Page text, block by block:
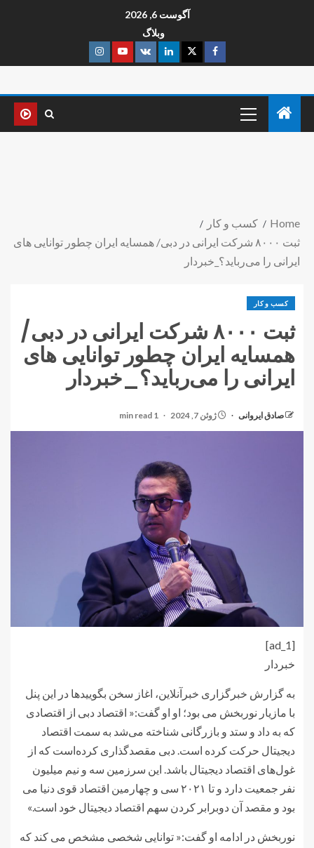
آگوست 6, 2026
وبلاگ
Home
کسب و کار
ثبت ۸۰۰۰ شرکت ایرانی در دبی/ همسایه ایران چطور توانایی های
ایرانی را می‌رباید؟_خبردار
کسب و کار
ثبت ۸۰۰۰ شرکت ایرانی در دبی/
همسایه ایران چطور توانایی های
ایرانی را می‌رباید؟_خبردار
صادق ایروانی ژوئن 7, 2024 1 min read
[ad_1]
خبردار
به گزارش خبرگزاری خبرآنلاین، اغاز سخن بگویید‌ها در این پنل
با مازیار نوربخش می بود؛ او او گفت:« اقتصاد دبی از اقتصادی
که به داد و ستد و بازرگانی شناخته می‌شد به سمت اقتصاد
دیجیتال حرکت کرده است. دبی مقصد‌گذاری کرده‌است که از
غول‌های اقتصاد دیجیتال باشد. این سرزمین سه و نیم میلیون
نفر جمعیت دارد و تا ۲۰۲۱ سی و چهارمین اقتصاد قوی دنیا می
بود و مقصد آن دوبرابر کردن سهم اقتصاد دیجیتال خود است.»
نوربخش در ادامه او گفت:« توانایی شخصی مشخص می کند که